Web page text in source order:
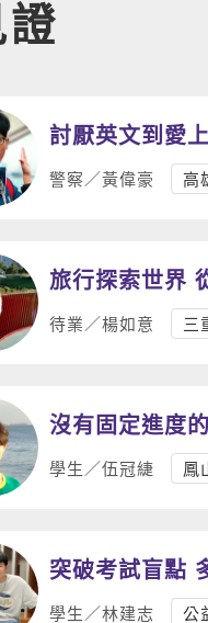
討厭英文到愛
警察／黃偉豪 高
旅行探索世界
待業／楊如意 三
學生／伍冠緁 鳳
突破考試盲點
學生／林建志 公